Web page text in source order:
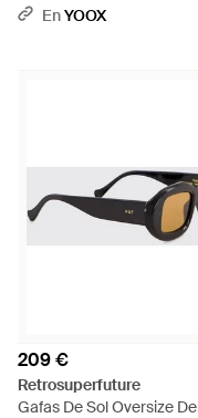
EnYOOX
209 €
Retrosuperfuture
Gafas De Sol Oversize De